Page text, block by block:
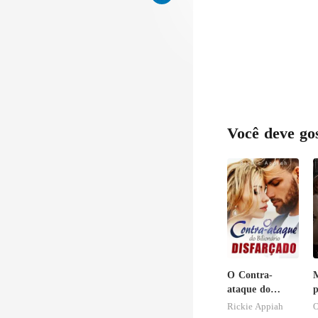
Você deve
O Contra-
ataque do
Bilionário
Rickie Appiah